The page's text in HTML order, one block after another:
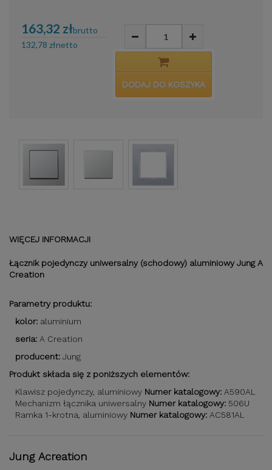
163,32 złbrutto
132,78 złnetto
DODAJ DO KOSZYKA
WIĘCEJ INFORMACJI
Łącznik pojedynczy uniwersalny (schodowy) aluminiowy Jung A
Creation
Parametry produktu:
kolor: aluminium
seria: A Creation
producent: Jung
Produkt składa się z poniższych elementów:
Klawisz pojedynczy, aluminiowy Numer katalogowy: A590AL
Mechanizm łącznika uniwersalny Numer katalogowy: 506U
Ramka 1-krotna, aluminiowy Numer katalogowy: AC581AL
Jung Acreation